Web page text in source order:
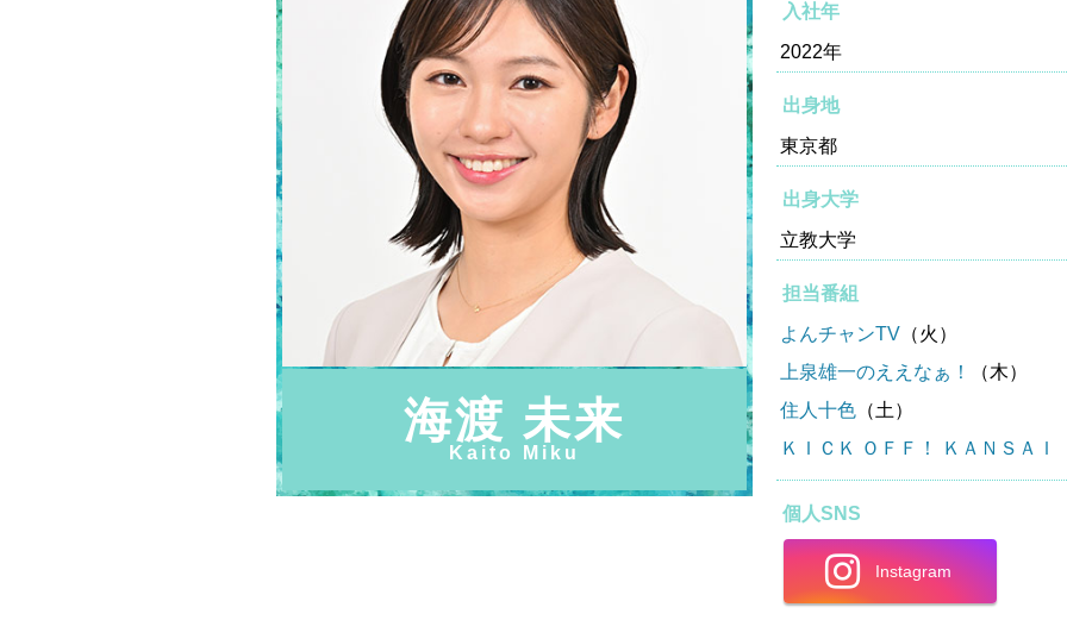
海渡 未来
Kaito Miku
入社年
2022年
出身地
東京都
出身大学
立教大学
担当番組
よんチャンTV （火）
上泉雄一のええなぁ！
（木）
住人十色 （土）
ＫＩＣＫ ＯＦＦ！ ＫＡＮＳＡＩ
個人SNS
Instagram